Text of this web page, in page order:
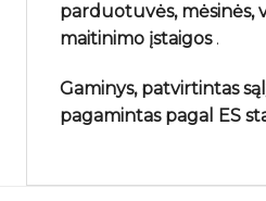
parduotuvės, mėsinės,
maitinimo įstaigos.
Gaminys, patvirtintas
pagamintas pagal ES